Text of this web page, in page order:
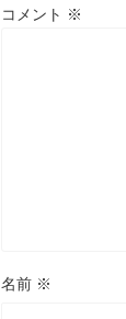
コメント ※
名前 ※